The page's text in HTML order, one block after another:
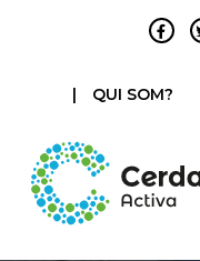
|
QUI SOM?